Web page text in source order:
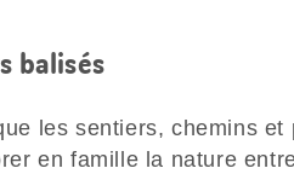
balisés
les sentiers, chemins
en famille la nature